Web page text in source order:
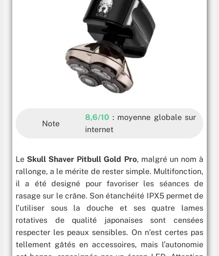
Note
8,6/10 : moyenne globale sur
internet
Le Skull Shaver Pitbull Gold Pro, malgré un nom à
rallonge, a le mérite de rester simple. Multifonction,
il a été designé pour favoriser les séances de
rasage sur le crâne. Son étanchéité IPX5 permet de
l’utiliser sous la douche et ses quatre lames
rotatives de qualité japonaises sont censées
respecter les peaux sensibles. On n’est certes pas
tellement gâtés en accessoires, mais l’autonomie